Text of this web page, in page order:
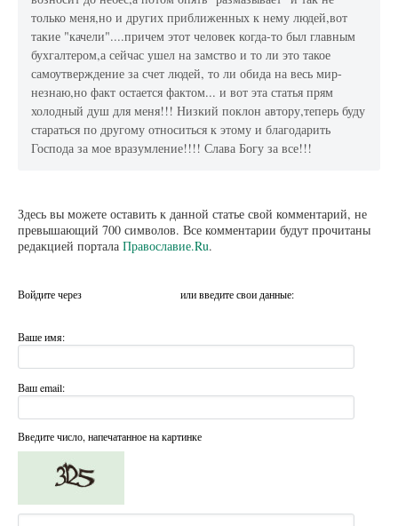
только меня,но и других приближенных к нему людей,вот
такие "качели"....причем этот человек когда-то был главным
бухгалтером,а сейчас ушел на замство и то ли это такое
самоутверждение за счет людей, то ли обида на весь мир-
незнаю,но факт остается фактом... и вот эта статья прям
холодный душ для меня!!! Низкий поклон автору,теперь буду
стараться по другому относиться к этому и благодарить
Господа за мое вразумление!!!! Слава Богу за все!!!
Здесь вы можете оставить к данной статье свой комментарий, не
превышающий 700 символов. Все комментарии будут прочитаны
редакцией портала Православие.Ru.
Войдите через или введите свои данные:
Ваше имя:
Ваш email:
Введите число, напечатанное на картинке